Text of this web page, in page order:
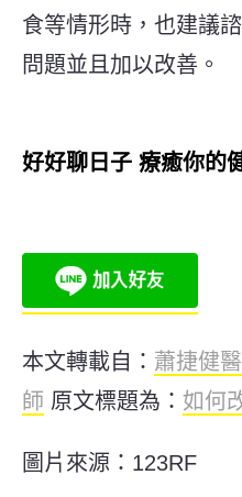
食等情形時，也建議
問題並且加以改善。
好好聊日子 療癒你的
本文轉載自： 蕭捷健
師 原文標題為： 如何
圖片來源：123RF